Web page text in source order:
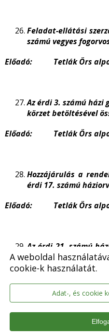
A weboldal
cookie-k használatát.
Adat-, és cookie
Feladat-ellátási
számú vegyes
Előadó: Tetlák Örs
Az érdi 3. számú
körzet betöltésével
Előadó: Tetlák Örs
Hozzájárulás a
érdi 17. számú
Előadó: Tetlák Örs
Az érdi 21. számú
betöltésével
Az Érdi Építészeti